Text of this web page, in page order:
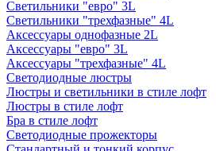
Светильники "евро" 3L
Светильники "трехфазные" 4L
Аксессуары однофазные 2L
Аксессуары "евро" 3L
Аксессуары "трехфазные" 4L
Светодиодные люстры
Люстры и светильники в стиле лофт
Люстры в стиле лофт
Бра в стиле лофт
Светодиодные прожекторы